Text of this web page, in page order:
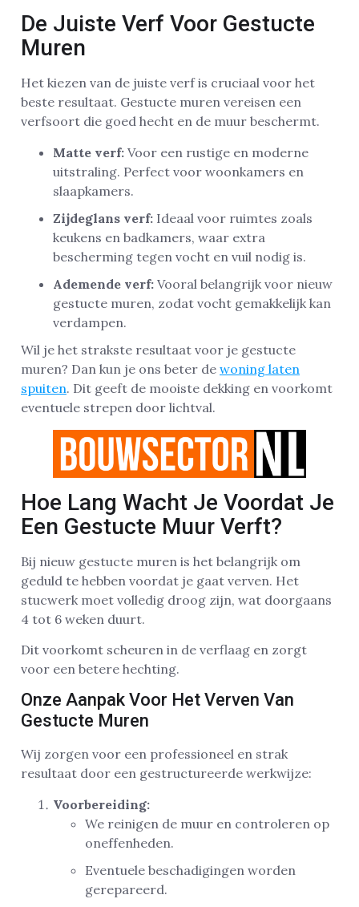
De Juiste Verf Voor Gestucte
Muren
Het kiezen van de juiste verf is cruciaal voor het
beste resultaat. Gestucte muren vereisen een
verfsoort die goed hecht en de muur beschermt.
Matte verf: Voor een rustige en moderne
uitstraling. Perfect voor woonkamers en
slaapkamers.
Zijdeglans verf: Ideaal voor ruimtes zoals
keukens en badkamers, waar extra
bescherming tegen vocht en vuil nodig is.
Ademende verf: Vooral belangrijk voor nieuw
gestucte muren, zodat vocht gemakkelijk kan
verdampen.
Wil je het strakste resultaat voor je gestucte
muren? Dan kun je ons beter de woning laten
spuiten. Dit geeft de mooiste dekking en voorkomt
eventuele strepen door lichtval.
Hoe Lang Wacht Je Voordat Je
Een Gestucte Muur Verft?
Bij nieuw gestucte muren is het belangrijk om
geduld te hebben voordat je gaat verven. Het
stucwerk moet volledig droog zijn, wat doorgaans
4 tot 6 weken duurt.
Dit voorkomt scheuren in de verflaag en zorgt
voor een betere hechting.
Onze Aanpak Voor Het Verven Van
Gestucte Muren
Wij zorgen voor een professioneel en strak
resultaat door een gestructureerde werkwijze:
Voorbereiding:
We reinigen de muur en controleren op
oneffenheden.
Eventuele beschadigingen worden
gerepareerd.